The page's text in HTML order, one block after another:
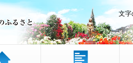
中野市 「故郷」のふるさ
文字